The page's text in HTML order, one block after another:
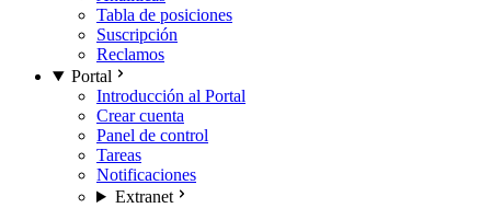
Tabla de posiciones
Suscripción
Reclamos
Portal
Introducción al Portal
Crear cuenta
Panel de control
Tareas
Notificaciones
Extranet